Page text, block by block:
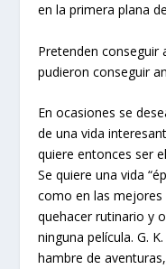
en la primera plana
Pretenden
pudieron conseguir
En ocasiones se
de una vida
quiere entonces ser
Se quiere una vida
como en las mejores
quehacer rutinario y
ninguna película. G.
hambre de